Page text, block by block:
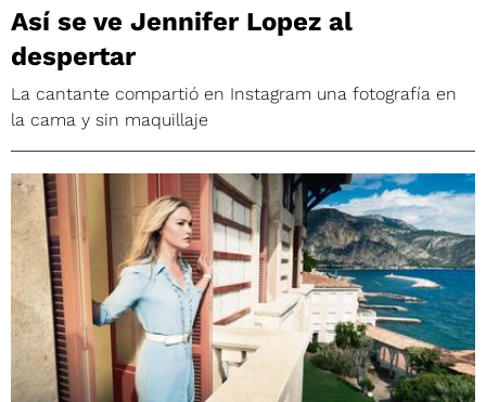
Así se ve Jennifer Lopez al
despertar
La cantante compartió en Instagram una fotografía en
la cama y sin maquillaje